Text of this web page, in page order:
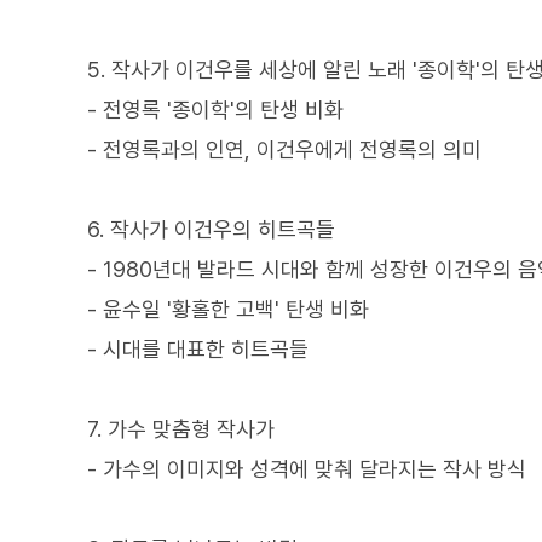
5. 작사가 이건우를 세상에 알린 노래 '종이학'의 탄
- 전영록 '종이학'의 탄생 비화
- 전영록과의 인연, 이건우에게 전영록의 의미
6. 작사가 이건우의 히트곡들
- 1980년대 발라드 시대와 함께 성장한 이건우의 음
- 윤수일 '황홀한 고백' 탄생 비화
- 시대를 대표한 히트곡들
7. 가수 맞춤형 작사가
- 가수의 이미지와 성격에 맞춰 달라지는 작사 방식